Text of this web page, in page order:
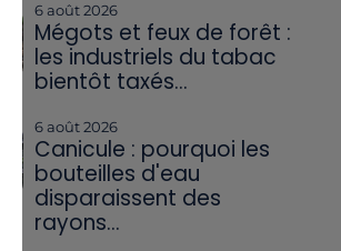
6 août 2026
Mégots et feux de forêt :
les industriels du tabac
bientôt taxés...
6 août 2026
Canicule : pourquoi les
bouteilles d'eau
disparaissent des
rayons...